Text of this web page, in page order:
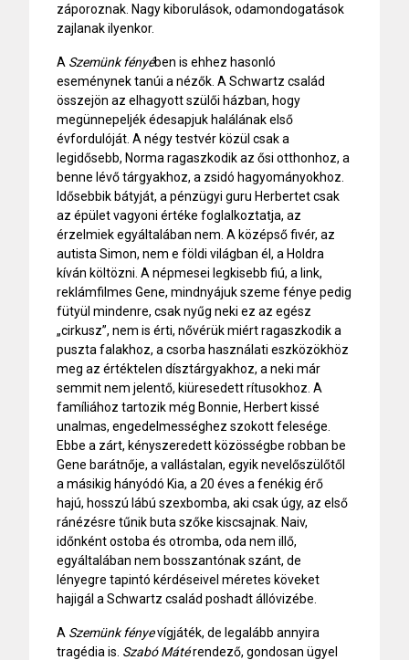
záporoznak. Nagy kiborulások, odamondogatások
zajlanak ilyenkor.
A Szemünk fényében is ehhez hasonló
eseménynek tanúi a nézők. A Schwartz család
összejön az elhagyott szülői házban, hogy
megünnepeljék édesapjuk halálának első
évfordulóját. A négy testvér közül csak a
legidősebb, Norma ragaszkodik az ősi otthonhoz, a
benne lévő tárgyakhoz, a zsidó hagyományokhoz.
Idősebbik bátyját, a pénzügyi guru Herbertet csak
az épület vagyoni értéke foglalkoztatja, az
érzelmiek egyáltalában nem. A középső fivér, az
autista Simon, nem e földi világban él, a Holdra
kíván költözni. A népmesei legkisebb fiú, a link,
reklámfilmes Gene, mindnyájuk szeme fénye pedig
fütyül mindenre, csak nyűg neki ez az egész
„cirkusz”, nem is érti, nővérük miért ragaszkodik a
puszta falakhoz, a csorba használati eszközökhöz
meg az értéktelen dísztárgyakhoz, a neki már
semmit nem jelentő, kiüresedett rítusokhoz. A
famíliához tartozik még Bonnie, Herbert kissé
unalmas, engedelmességhez szokott felesége.
Ebbe a zárt, kényszeredett közösségbe robban be
Gene barátnője, a vallástalan, egyik nevelőszülőtől
a másikig hányódó Kia, a 20 éves a fenékig érő
hajú, hosszú lábú szexbomba, aki csak úgy, az első
ránézésre tűnik buta szőke kiscsajnak. Naiv,
időnként ostoba és otromba, oda nem illő,
egyáltalában nem bosszantónak szánt, de
lényegre tapintó kérdéseivel méretes köveket
hajigál a Schwartz család poshadt állóvizébe.
A Szemünk fényevígjáték, de legalább annyira
tragédia is. Szabó Mátérendező, gondosan ügyel